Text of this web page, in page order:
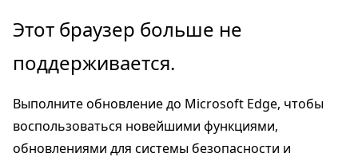
Пропустить
перейти
основному
содержимому
Этот браузер больше не
поддерживается.
Выполните обновление до Microsoft Edge, чтобы
воспользоваться новейшими функциями,
обновлениями для системы безопасности и